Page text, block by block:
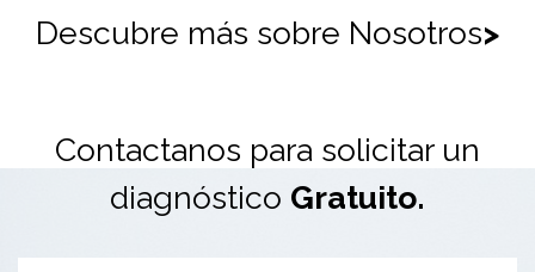
Descubre más sobre Nosotros>
Contactanos para solicitar un
diagnóstico Gratuito.